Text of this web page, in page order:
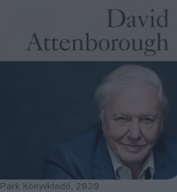
Park Könyvkiadó, 2020